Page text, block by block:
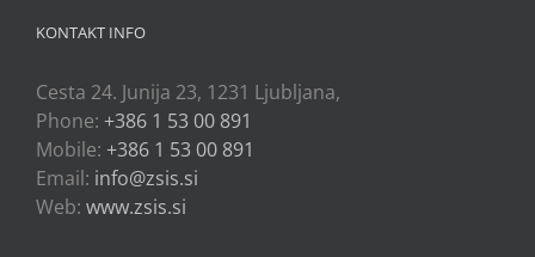
KONTAKT INFO
Cesta 24. Junija 23, 1231 Ljubljana,
Phone: +386 1 53 00 891
Mobile: +386 1 53 00 891
Email: info@zsis.si
Web: www.zsis.si